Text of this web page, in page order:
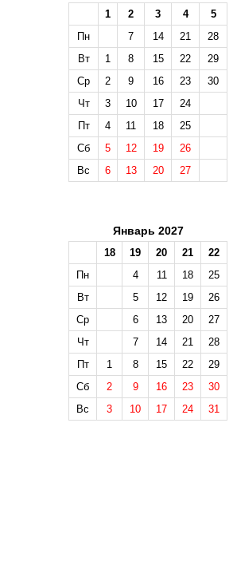
1 2 3 4
5
Пн
7 14 21
28
Вт
1 8 15 22
29
Ср
2 9 16 23
30
Чт
3 10 17
24
Пт
4 11 18
25
Сб
5 12 19
26
Вс
6 13 20 27
Январь 2027
18 19 20 21
22
Пн
4 11 18
25
Вт
5 12 19
26
Ср
6 13 20
27
Чт
7 14 21
28
Пт
1 8 15 22
29
Сб
2 9 16 23
30
Вс
3 10 17 24 31